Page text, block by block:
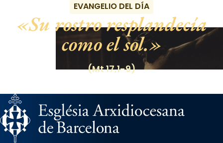
EVANGELIO DEL DÍA
Su rostro resplandecía
como el sol.
(Mt 17,1-9)